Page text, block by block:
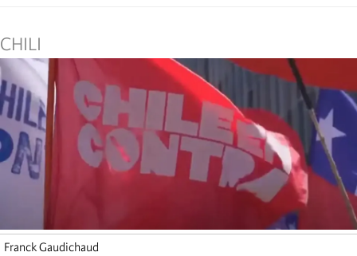
CHILI
Franck Gaudichaud